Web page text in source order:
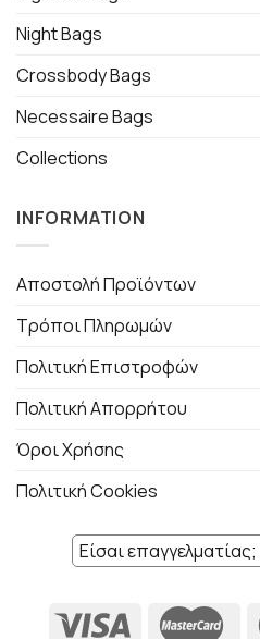
Night Bags
Crossbody Bags
Necessaire Bags
Collections
INFORMATION
Αποστολή Προϊόντων
Τρόποι Πληρωμών
Πολιτική Επιστροφών
Πολιτική Απορρήτου
Όροι Χρήσης
Πολιτική Cookies
Είσαι επαγγελματίας;